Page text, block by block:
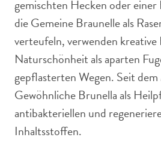
gemischten Hecken oder
die Gemeine Braunelle als
verteufeln, verwenden
Naturschönheit als aparten
gepflasterten Wegen. Seit
Gewöhnliche Brunella als
antibakteriellen und
Inhaltsstoffen.